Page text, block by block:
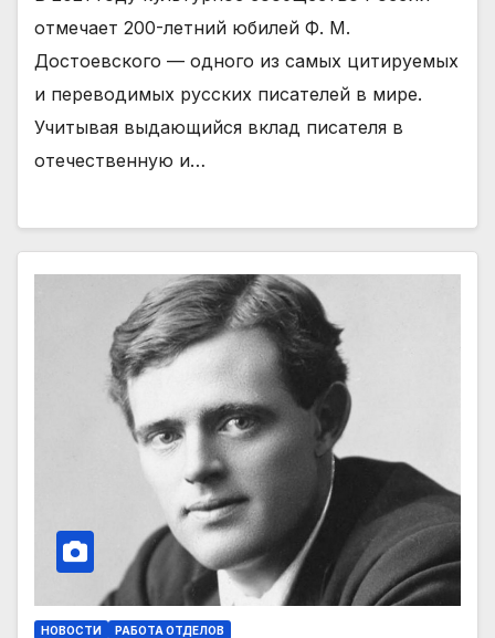
отмечает 200-летний юбилей Ф. М.
Достоевского — одного из самых цитируемых
и переводимых русских писателей в мире.
Учитывая выдающийся вклад писателя в
отечественную и…
НОВОСТИ РАБОТА ОТДЕЛОВ